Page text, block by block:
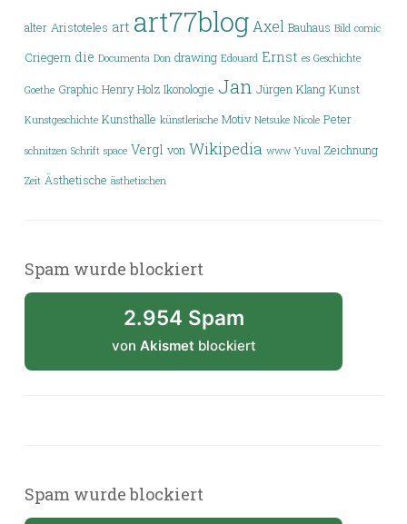
alter Aristoteles art art77blog Axel Bauhaus Bild comic
Criegern die Documenta Don drawing Edouard Ernst es Geschichte
Goethe Graphic Henry Holz Ikonologie Jan Jürgen Klang Kunst
Kunstgeschichte Kunsthalle künstlerische Motiv Netsuke Nicole Peter
schnitzen Schrift space Vergl von Wikipedia www Yuval Zeichnung
Zeit Ästhetische ästhetischen
Spam wurde blockiert
2.954 Spam
von Akismet blockiert
Spam wurde blockiert